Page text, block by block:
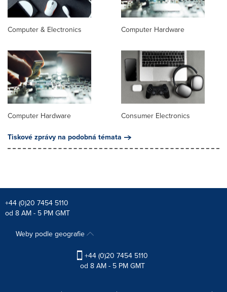
Computer & Electronics Computer Hardware
Computer Hardware
Consumer Electronics
Tiskové zprávy na podobná témata
+44 (0)20 7454 5110
od 8 AM - 5 PM GMT
Weby podle geografie
+44 (0)20 7454 5110
od 8 AM - 5 PM GMT